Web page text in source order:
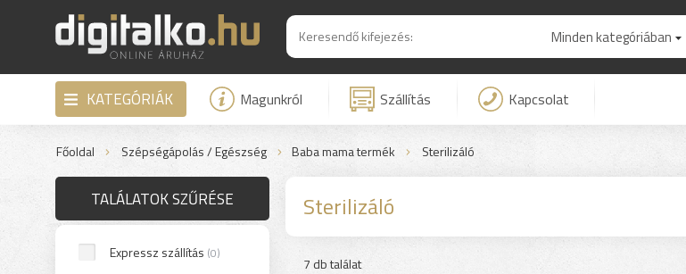
Minden kategóriában
KATEGÓRIÁK Magunkról Szállítás Kapcsolat
Főoldal Szépségápolás / Egészség Baba mama termék Sterilizáló
TALÁLATOK SZŰRÉSE
Expressz szállítás (0)
Sterilizáló
7 db találat